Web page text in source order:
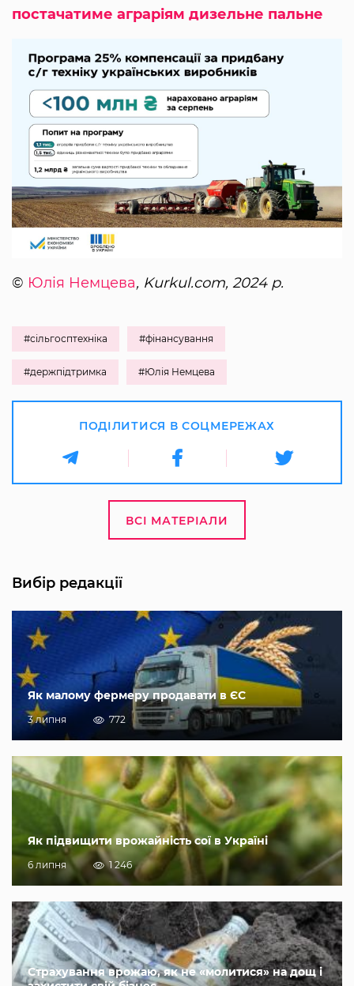
постачатиме аграріям дизельне пальне
© Юлія Немцева, Kurkul.com, 2024 р.
#сільгосптехніка #фінансування
#держпідтримка #Юлія Немцева
ПОДІЛИТИСЯ В СОЦМЕРЕЖАХ
ВСІ МАТЕРІАЛИ
Вибір редакції
Як малому фермеру продавати в ЄС
3 липня 772
Як підвищити врожайність сої в Україні
6 липня 1 246
Страхування врожаю, як не «молитися» на дощ і